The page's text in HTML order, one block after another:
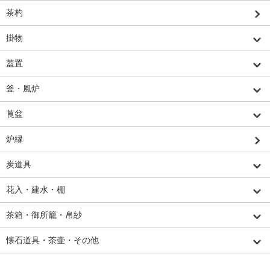
茶杓
掛物
蓋置
釜・風炉
莨盆
炉縁
炭道具
花入・建水・棚
茶箱・御所籠・帛紗
懐石道具・茶壷・その他